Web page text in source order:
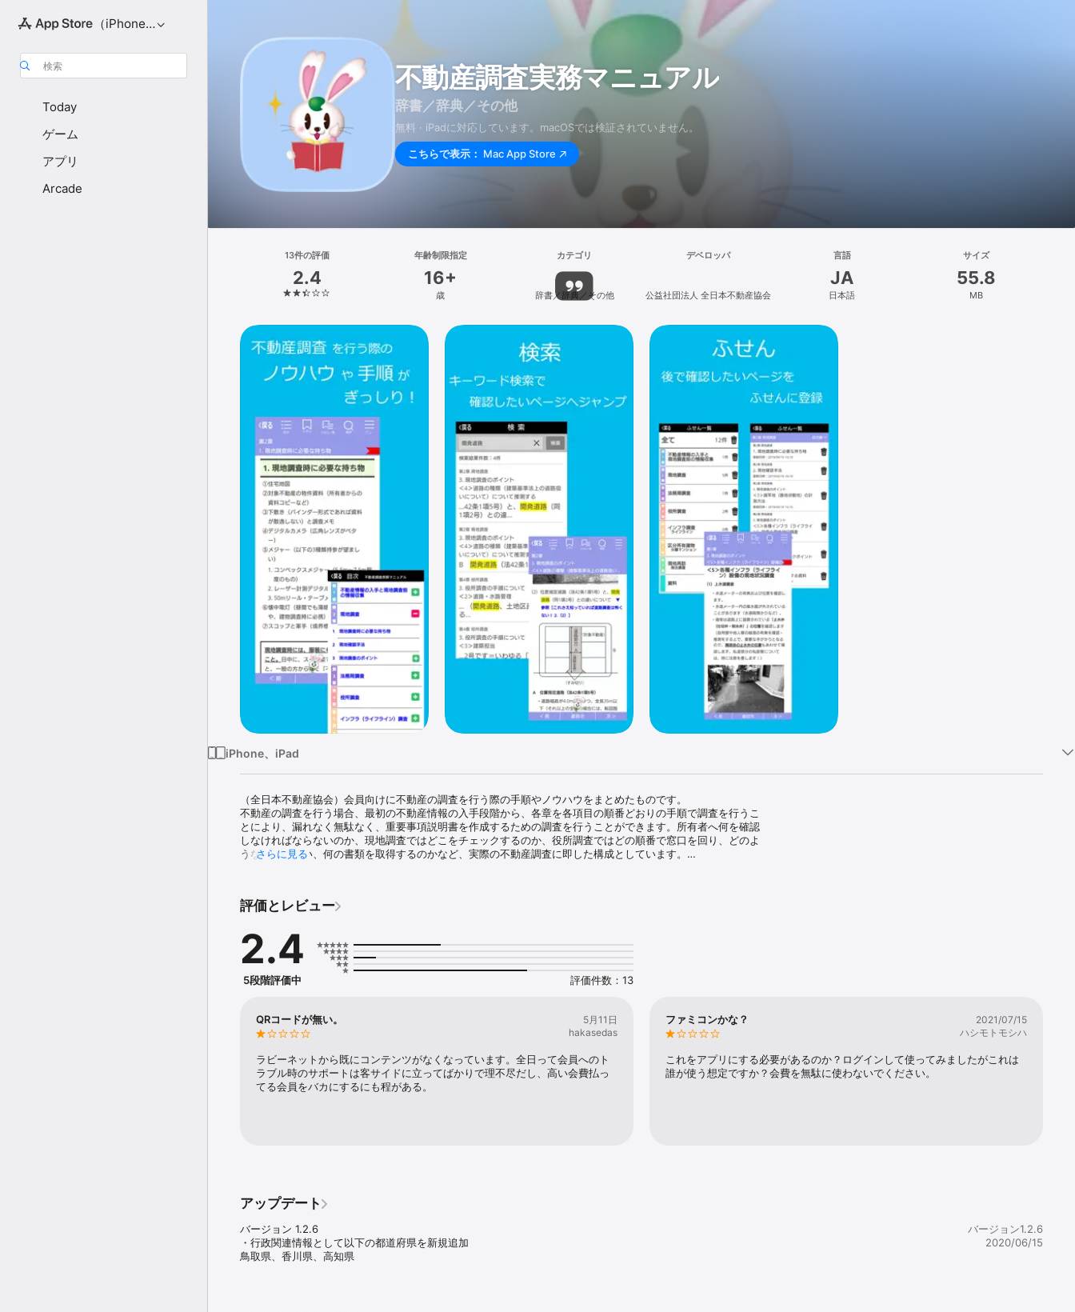
（iPhone向け）
検索
Today
ゲーム
アプリ
Arcade
不動産調査実務マニュアル
辞書／辞典／その他
無料 · iPadに対応しています。macOSでは検証されていません。
こちらで表示： Mac App Store
13件の評価
2.4
年齢制限指定
16+
歳
カテゴリ
辞書／辞典／その他
デベロッパ
公益社団法人 全日本不動産協会
言語
JA
日本語
サイズ
55.8
MB
iPhone、iPad
（全日本不動産協会）会員向けに不動産の調査を行う際の手順やノウハウをまとめたものです。
不動産の調査を行う場合、最初の不動産情報の入手段階から、各章を各項目の順番どおりの手順で調査を行うこ
とにより、漏れなく無駄なく、重要事項説明書を作成するための調査を行うことができます。所有者へ何を確認
しなければならないのか、現地調査ではどこをチェックするのか、役所調査ではどの順番で窓口を回り、どのよ
うな質問を行い、何の書類を取得するのかなど、実際の不動産調査に即した構成としています。
①認証するスマホやタブレット以外の端末(パソコン等)でラビーネット(全日会員支援ポータルサイト)へログイン
②コンテンツの「不動産調査実務マニュアル（アプリ版）」を選択します。
③不動産調査実務マニュアルの案内ページにログインＱＲコードが表示されます。
さらに見る
評価とレビュー
2.4
5段階評価中 評価件数：13
QRコードが無い。
5月11日
hakasedas
ラビーネットから既にコンテンツがなくなっています。全日って会員へのト
ラブル時のサポートは客サイドに立ってばかりで理不尽だし、高い会費払っ
てる会員をバカにするにも程がある。
ファミコンかな？
2021/07/15
ハシモトモシハ
これをアプリにする必要があるのか？ログインして使ってみましたがこれは
誰が使う想定ですか？会費を無駄に使わないでください。
アップデート
バージョン 1.2.6
・行政関連情報として以下の都道府県を新規追加
鳥取県、香川県、高知県
バージョン1.2.6
2020/06/15